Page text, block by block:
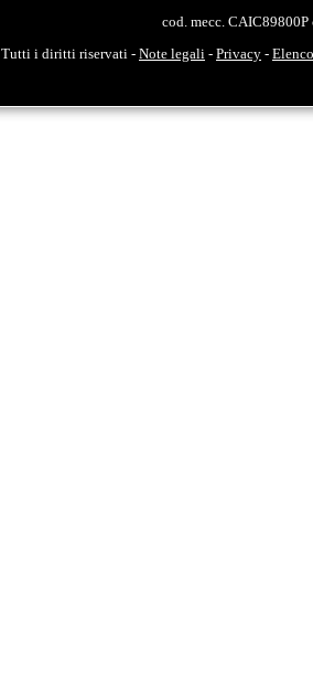
cod. mecc.
Tutti i diritti riservati - Note legali - Privacy -